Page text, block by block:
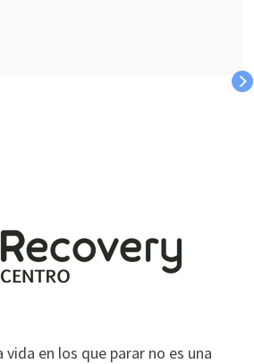
en los que parar no es una